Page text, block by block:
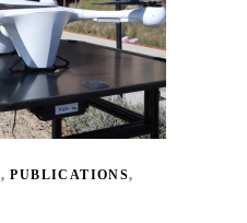
,PUBLICATIONS,